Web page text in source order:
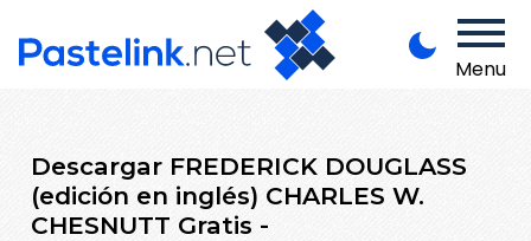
Menu
Descargar FREDERICK DOUGLASS
(edición en inglés) CHARLES W.
CHESNUTT Gratis -